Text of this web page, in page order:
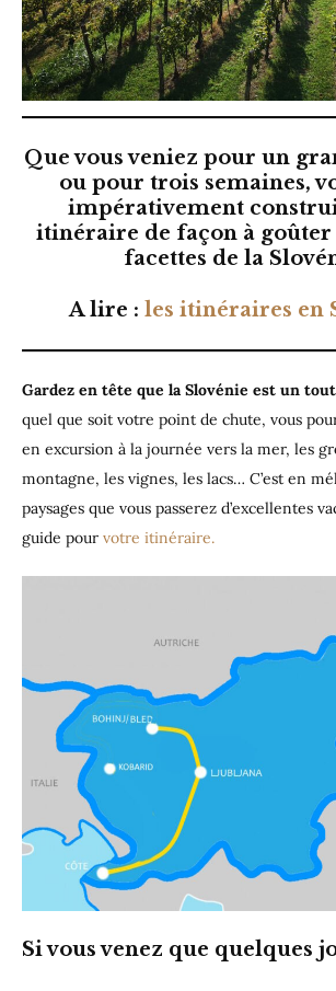
Que vous veniez pour un
ou pour trois semaines,
impérativement
itinéraire de façon à goûter
facettes de la
A lire : les itinéraires en
Gardez en tête que la Slovénie est un
quel que soit votre point de chute, vous
en excursion à la journée vers la mer, les
montagne, les vignes, les lacs… C’est en
paysages que vous passerez d’excellentes
guide pour votre itinéraire.
Si vous venez que quelques